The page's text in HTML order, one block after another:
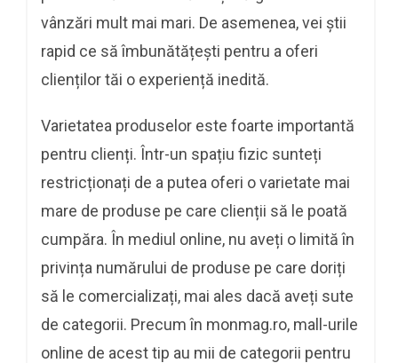
vânzări mult mai mari. De asemenea, vei știi
rapid ce să îmbunătățești pentru a oferi
clienților tăi o experiență inedită.
Varietatea produselor este foarte importantă
pentru clienți. Într-un spațiu fizic sunteți
restricționați de a putea oferi o varietate mai
mare de produse pe care clienții să le poată
cumpăra. În mediul online, nu aveți o limită în
privința numărului de produse pe care doriți
să le comercializați, mai ales dacă aveți sute
de categorii. Precum în monmag.ro, mall-urile
online de acest tip au mii de categorii pentru